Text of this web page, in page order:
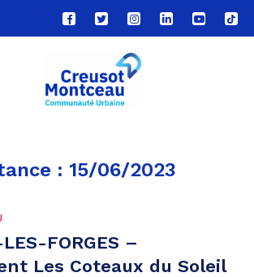
Lien
vers
compte
Facebook
Lien
vers
compte
Twitter
Lien
vers
le
compte
Lien
vers
Lien
vers
Lien
vers
: 15/06/2023
LES-FORGES –
Les Coteaux du Soleil